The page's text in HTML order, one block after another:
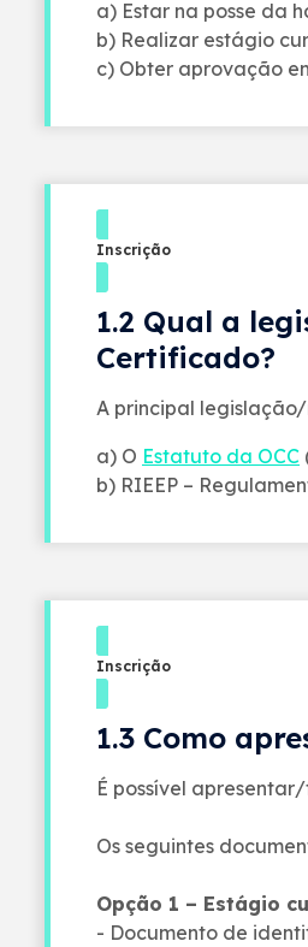
a) Estar na posse da
b) Realizar estágio
c) Obter aprovação
Inscrição
1.2 Qual a
Certificado?
A principal
a) O Estatuto da OCC
b) RIEEP –
Inscrição
1.3 Como
É possível
Os seguintes
Opção 1 – Estágio
- Documento de